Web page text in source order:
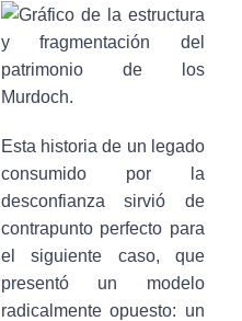
Esta historia de un legado
consumido por la
desconfianza sirvió de
contrapunto perfecto para
el siguiente caso, que
presentó un modelo
radicalmente opuesto: un